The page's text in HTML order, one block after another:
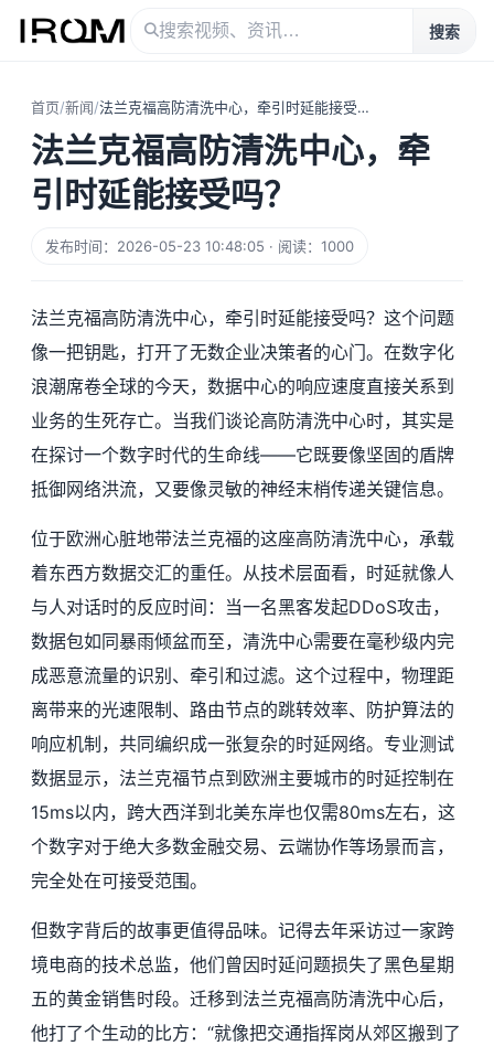
搜索
首页/新闻/ 法兰克福高防清洗中心，牵引时延能接受吗？
法兰克福高防清洗中心，牵
引时延能接受吗？
发布时间：2026-05-23 10:48:05 · 阅读：1000
法兰克福高防清洗中心，牵引时延能接受吗？这个问题
像一把钥匙，打开了无数企业决策者的心门。在数字化
浪潮席卷全球的今天，数据中心的响应速度直接关系到
业务的生死存亡。当我们谈论高防清洗中心时，其实是
在探讨一个数字时代的生命线——它既要像坚固的盾牌
抵御网络洪流，又要像灵敏的神经末梢传递关键信息。
位于欧洲心脏地带法兰克福的这座高防清洗中心，承载
着东西方数据交汇的重任。从技术层面看，时延就像人
与人对话时的反应时间：当一名黑客发起DDoS攻击，
数据包如同暴雨倾盆而至，清洗中心需要在毫秒级内完
成恶意流量的识别、牵引和过滤。这个过程中，物理距
离带来的光速限制、路由节点的跳转效率、防护算法的
响应机制，共同编织成一张复杂的时延网络。专业测试
数据显示，法兰克福节点到欧洲主要城市的时延控制在
15ms以内，跨大西洋到北美东岸也仅需80ms左右，这
个数字对于绝大多数金融交易、云端协作等场景而言，
完全处在可接受范围。
但数字背后的故事更值得品味。记得去年采访过一家跨
境电商的技术总监，他们曾因时延问题损失了黑色星期
五的黄金销售时段。迁移到法兰克福高防清洗中心后，
他打了个生动的比方：“就像把交通指挥岗从郊区搬到了